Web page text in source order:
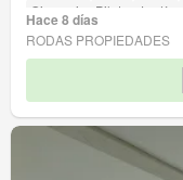
Gimnasio
Pileta Jardín
Hace 8 días
RODAS PROPIEDADES